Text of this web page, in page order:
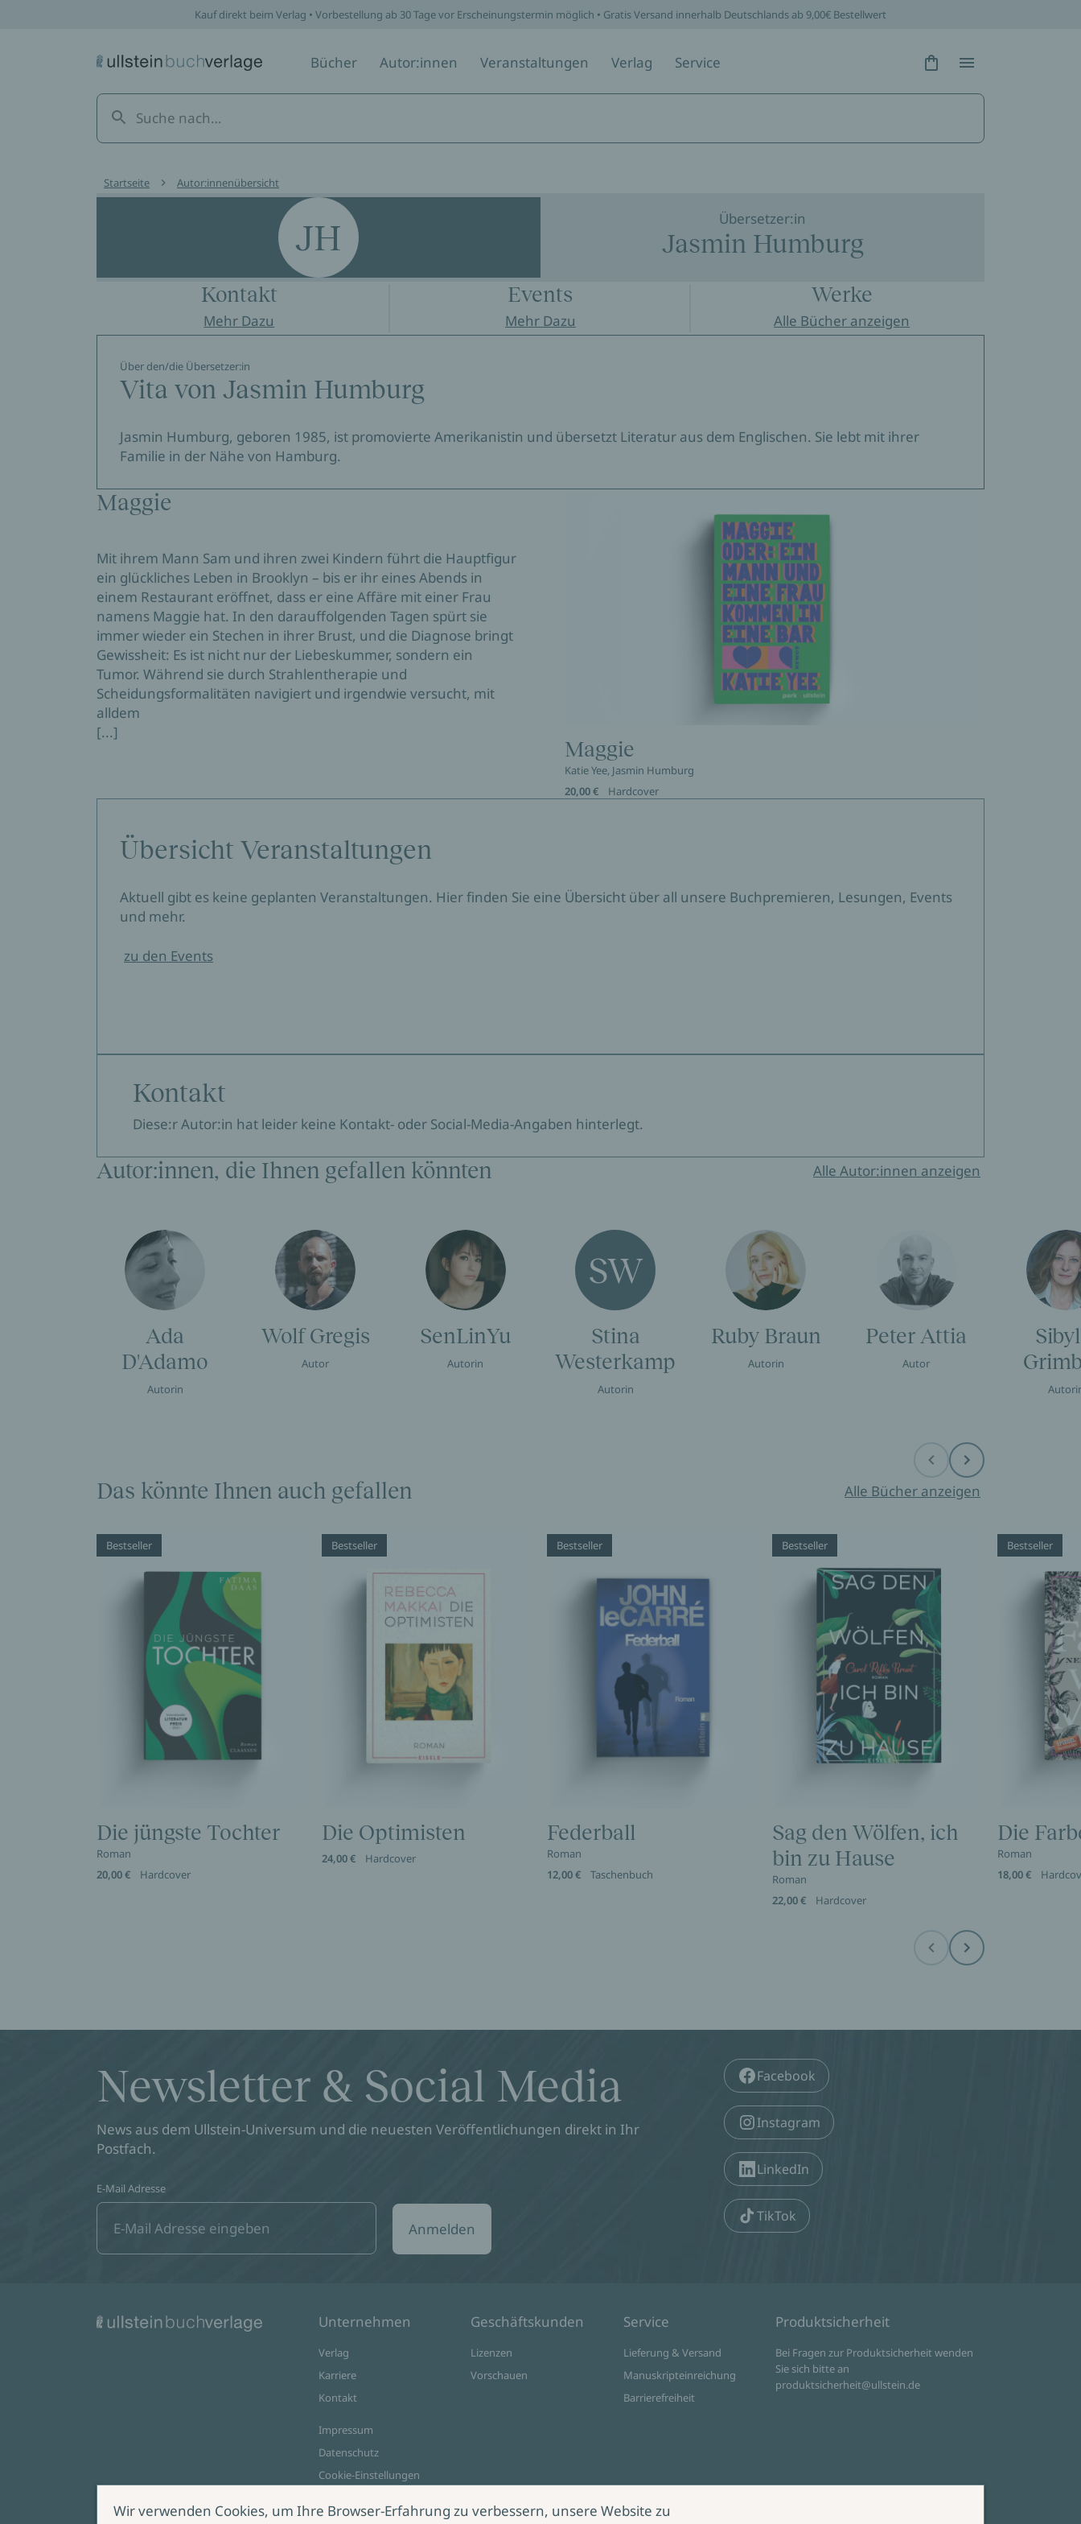
Kauf direkt beim Verlag • Vorbestellung ab 30 Tage vor Erscheinungstermin möglich • Gratis Versand innerhalb Deutschlands ab 9,00€ Bestellwert
Bücher Autor:innen Veranstaltungen Verlag Service Hidden Text
Hidden Text
Startseite Autor:innenübersicht
JH Übersetzer:in
Jasmin Humburg
Kontakt
Mehr Dazu
Events
Mehr Dazu
Werke
Alle Bücher anzeigen
Über den/die Übersetzer:in
Vita von Jasmin Humburg
Jasmin Humburg, geboren 1985, ist promovierte Amerikanistin und übersetzt Literatur aus dem Englischen. Sie lebt mit ihrer
Familie in der Nähe von Hamburg.
Maggie
Mit ihrem Mann Sam und ihren zwei Kindern führt die Hauptfigur
ein glückliches Leben in Brooklyn – bis er ihr eines Abends in
einem Restaurant eröffnet, dass er eine Affäre mit einer Frau
namens Maggie hat. In den darauffolgenden Tagen spürt sie
immer wieder ein Stechen in ihrer Brust, und die Diagnose bringt
Gewissheit: Es ist nicht nur der Liebeskummer, sondern ein
Tumor. Während sie durch Strahlentherapie und
Scheidungsformalitäten navigiert und irgendwie versucht, mit
alldem
[...]
Maggie
Katie Yee, Jasmin Humburg
20,00 €
Hardcover
Übersicht Veranstaltungen
Aktuell gibt es keine geplanten Veranstaltungen. Hier finden Sie eine Übersicht über all unsere Buchpremieren, Lesungen, Events
und mehr.
zu den Events
Kontakt
Diese:r Autor:in hat leider keine Kontakt- oder Social-Media-Angaben hinterlegt.
Autor:innen, die Ihnen gefallen könnten Alle Autor:innen anzeigen
Ada
D'Adamo
Autorin
Wolf Gregis
Autor
SenLinYu
Autorin
SW
Stina
Westerkamp
Autorin
Ruby Braun
Autorin
Peter Attia
Autor
Before Next
Das könnte Ihnen auch gefallen Alle Bücher anzeigen
Bestseller
Die jüngste Tochter
Roman
20,00 €
Hardcover
Bestseller
Die Optimisten
24,00 € Hardcover
Bestseller
Federball
Roman
12,00 €
Taschenbuch
Bestseller
Sag den Wölfen, ich
bin zu Hause
Roman
22,00 €
Hardcover
Bestseller
Die
Roman
18,00 €
Before Next
Newsletter & Social Media
News aus dem Ullstein-Universum und die neuesten Veröffentlichungen direkt in Ihr
Postfach.
E-Mail Adresse
Anmelden
Facebook
Instagram
LinkedIn
TikTok
Unternehmen
Verlag
Karriere
Kontakt
Impressum
Datenschutz
Cookie-Einstellungen
Geschäftskunden
Lizenzen
Vorschauen
Service
Lieferung & Versand
Manuskripteinreichung
Barrierefreiheit
Produktsicherheit
Bei Fragen zur Produktsicherheit wenden
Sie sich bitte an
produktsicherheit@ullstein.de
Wir verwenden Cookies, um Ihre Browser-Erfahrung zu verbessern, unsere Website zu